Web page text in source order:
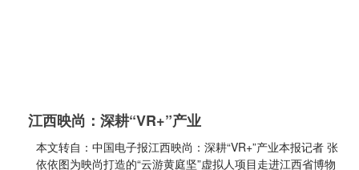
江西映尚：深耕“VR+”产业
本文转自：中国电子报江西映尚：深耕“VR+”产业本报记者 张
依依图为映尚打造的“云游黄庭坚”虚拟人项目走进江西省博物